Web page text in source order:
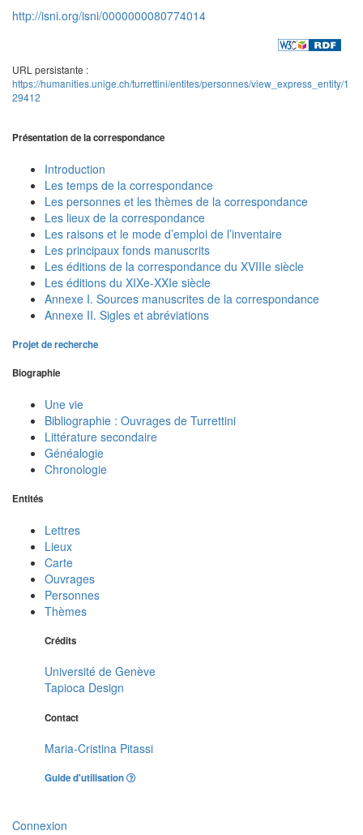
http://isni.org/isni/0000000080774014
URL persistante :
https://humanities.unige.ch/turrettini/entites/personnes/view_express_entity/1
29412
Présentation de la correspondance
Introduction
Les temps de la correspondance
Les personnes et les thèmes de la correspondance
Les lieux de la correspondance
Les raisons et le mode d’emploi de l’inventaire
Les principaux fonds manuscrits
Les éditions de la correspondance du XVIIIe siècle
Les éditions du XIXe-XXIe siècle
Annexe I. Sources manuscrites de la correspondance
Annexe II. Sigles et abréviations
Projet de recherche
Biographie
Une vie
Bibliographie : Ouvrages de Turrettini
Littérature secondaire
Généalogie
Chronologie
Entités
Lettres
Lieux
Carte
Ouvrages
Personnes
Thèmes
Crédits
Université de Genève
Tapioca Design
Contact
Maria-Cristina Pitassi
Guide d'utilisation
Connexion